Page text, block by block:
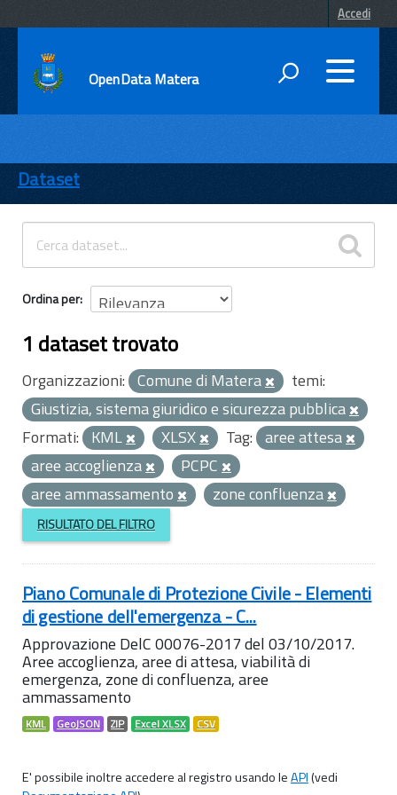
Accedi
OpenData Matera
ENTI
TEMI
INFORMAZIONI
Dataset
Ordina per
1 dataset trovato
Organizzazioni: Comune di Matera
temi:
Giustizia, sistema giuridico e sicurezza pubblica
Formati: KML XLSX Tag: aree attesa
aree accoglienza
PCPC
aree ammassamento
zone confluenza
RISULTATO DEL FILTRO
Piano Comunale di Protezione Civile - Elementi
di gestione dell'emergenza - C...
Approvazione DelC 00076-2017 del 03/10/2017.
Aree accoglienza, aree di attesa, viabilità di
emergenza, zone di confluenza, aree
ammassamento
KML GeoJSON ZIP Excel XLSX CSV
E' possibile inoltre accedere al registro usando leAPI(vedi